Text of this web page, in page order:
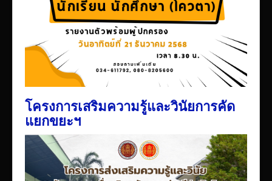
โครงการเสริมความรู้และวินัยการคัด
แยกขยะฯ